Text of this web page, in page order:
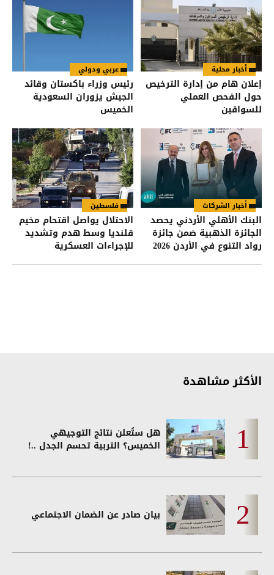
أخبار محلية
إعلان هام من إدارة الترخيص
حول الفحص العملي
للسواقين
عربي ودولي
رئيس وزراء باكستان وقائد
الجيش يزوران السعودية
الخميس
أخبار الشركات
البنك الأهلي الأردني يحصد
الجائزة الذهبية ضمن جائزة
رواد التنوع في الأردن 2026
فلسطين
الاحتلال يواصل اقتحام مخيم
قلنديا وسط هدم وتشديد
للإجراءات العسكرية
الأكثر مشاهدة
هل ستُعلن نتائج التوجيهي
الخميس؟ التربية تحسم الجدل ..!
بيان صادر عن الضمان الاجتماعي